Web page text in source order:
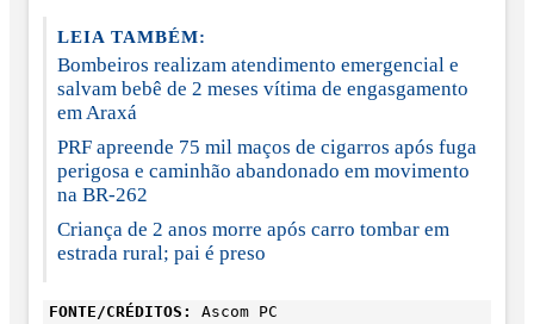
LEIA TAMBÉM:
Bombeiros realizam atendimento emergencial e
salvam bebê de 2 meses vítima de engasgamento
em Araxá
PRF apreende 75 mil maços de cigarros após fuga
perigosa e caminhão abandonado em movimento
na BR-262
Criança de 2 anos morre após carro tombar em
estrada rural; pai é preso
FONTE/CRÉDITOS: Ascom PC